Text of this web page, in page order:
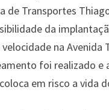
de Transportes
da
na Avenida
foi realizado e
em risco a vida